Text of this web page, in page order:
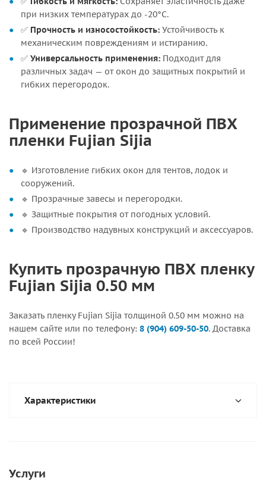
при низких температурах до -20°C.
✅ Прочность и износостойкость: Устойчивость к
механическим повреждениям и истиранию.
✅ Универсальность применения: Подходит для
различных задач — от окон до защитных покрытий и
гибких перегородок.
Применение прозрачной ПВХ
пленки Fujian Sijia
🔹 Изготовление гибких окон для тентов, лодок и
сооружений.
🔹 Прозрачные завесы и перегородки.
🔹 Защитные покрытия от погодных условий.
🔹 Производство надувных конструкций и аксессуаров.
Купить прозрачную ПВХ пленку
Fujian Sijia 0.50 мм
Заказать пленку Fujian Sijia толщиной 0.50 мм можно на
нашем сайте или по телефону: 8 (904) 609-50-50. Доставка
по всей России!
Характеристики
Услуги